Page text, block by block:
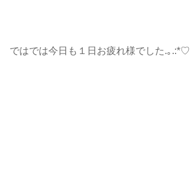
ではでは今日も１日お疲れ様でした.｡.:*♡